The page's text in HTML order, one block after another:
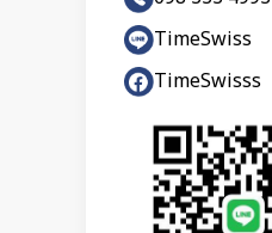
TimeSwiss
TimeSwisss